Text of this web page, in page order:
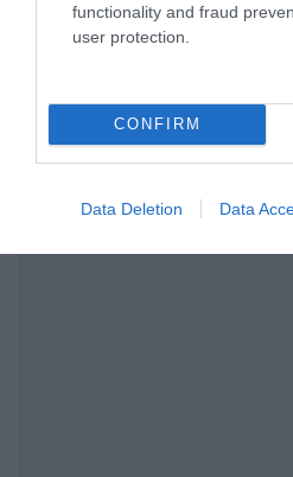
functionality and fraud
user protection.
CONFIRM
Data Deletion Data
Share Tweet
ΠΑΓΚΟΣΜΙΟ ΚΥΠΕΛΛΟ
ΠΑΓΚΟΣΜΙΟ ΚΥΠΕΛΛΟ 2026